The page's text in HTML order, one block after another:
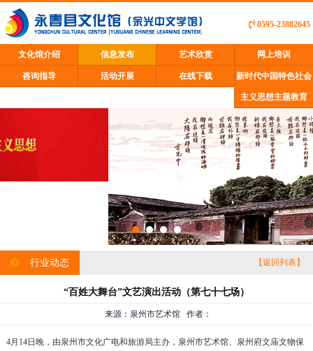
0595-23882645
文化馆介绍 信息发布 艺术欣赏 网上培训
咨询指导 活动开展 在线下载 新时代中国特色社会
主义思想主题教育
行业动态 【返回列表】
“百姓大舞台”文艺演出活动（第七十七场）
来源：泉州市艺术馆 作者：
4月14日晚，由泉州市文化广电和旅游局主办，泉州市艺术馆、泉州府文庙文物保